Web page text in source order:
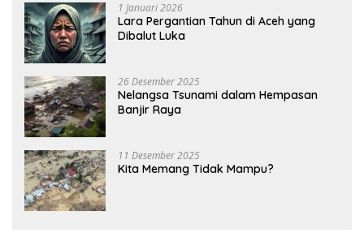
1 Januari 2026
Lara Pergantian Tahun di Aceh yang
Dibalut Luka
26 Desember 2025
Nelangsa Tsunami dalam Hempasan
Banjir Raya
11 Desember 2025
Kita Memang Tidak Mampu?